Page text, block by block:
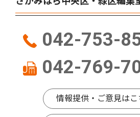
042-753-
042-769-
情報提供・ご意見はこ